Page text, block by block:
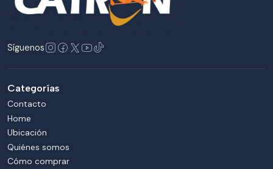
Síguenos
Categorías
Contacto
Home
Ubicación
Quiénes somos
Cómo comprar